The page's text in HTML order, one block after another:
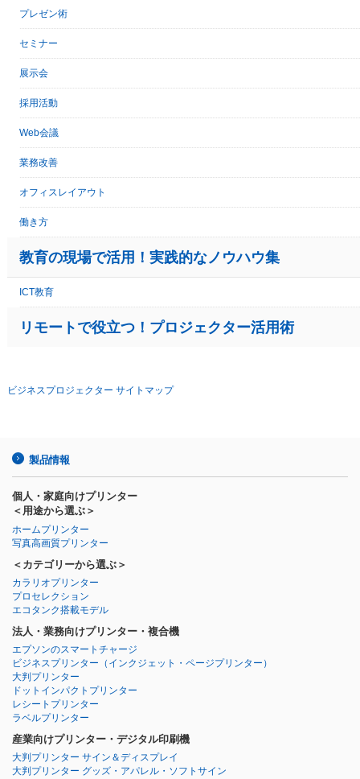
プレゼン術
セミナー
展示会
採用活動
Web会議
業務改善
オフィスレイアウト
働き方
教育の現場で活用！実践的なノウハウ集
ICT教育
リモートで役立つ！プロジェクター活用術
ビジネスプロジェクター サイトマップ
製品情報
個人・家庭向けプリンター
＜用途から選ぶ＞
ホームプリンター
写真高画質プリンター
＜カテゴリーから選ぶ＞
カラリオプリンター
プロセレクション
エコタンク搭載モデル
法人・業務向けプリンター・複合機
エプソンのスマートチャージ
ビジネスプリンター （インクジェット・ページプリンター）
大判プリンター
ドットインパクトプリンター
レシートプリンター
ラベルプリンター
産業向けプリンター・デジタル印刷機
大判プリンター サイン＆ディスプレイ
大判プリンター グッズ・アパレル・ソフトサイン